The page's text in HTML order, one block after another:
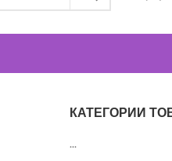
КАТЕГОРИИ
...